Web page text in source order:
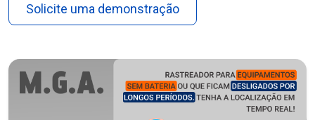
Solicite uma demonstração